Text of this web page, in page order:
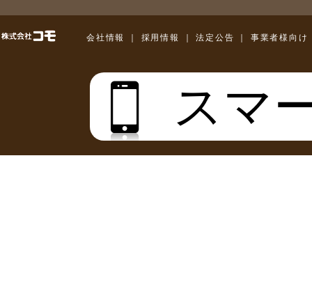
株式会社コモ
会社情報 採用情報 ｜法定公告 事業者様向け
スマ